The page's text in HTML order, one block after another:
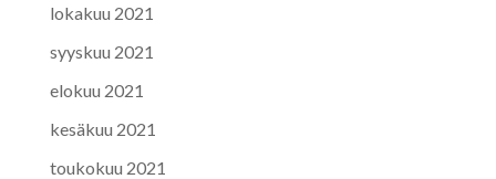
lokakuu 2021
syyskuu 2021
elokuu 2021
kesäkuu 2021
toukokuu 2021